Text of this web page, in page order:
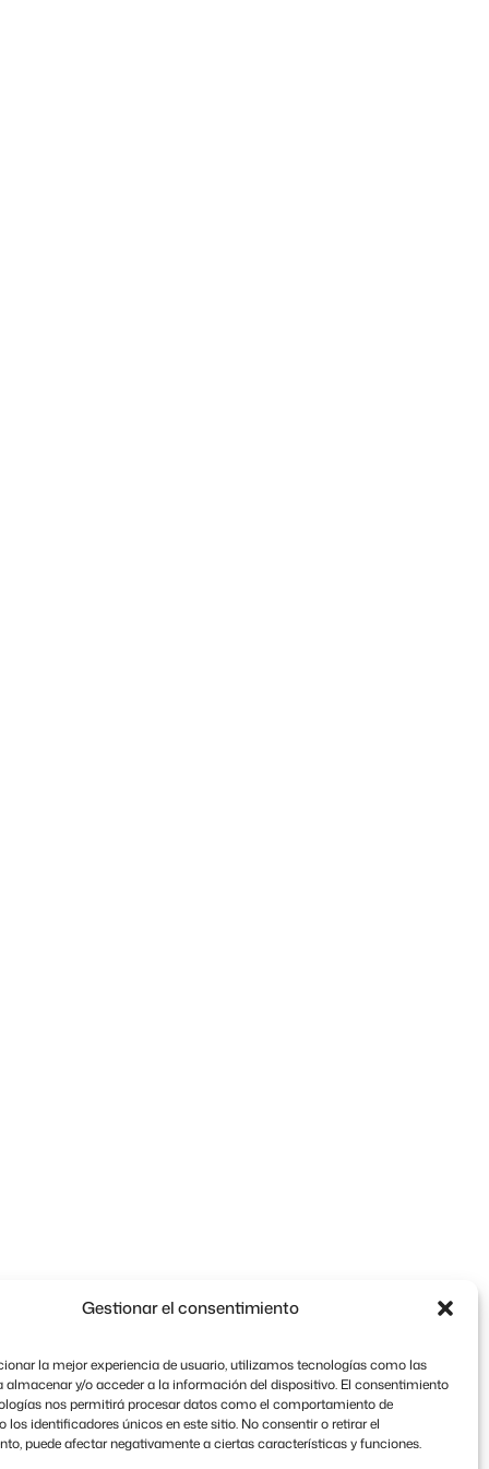
Gestionar el consentimiento
la mejor experiencia de usuario, utilizamos tecnologías como las
almacenar y/o acceder a la información del dispositivo. El consentimiento
nos permitirá procesar datos como el comportamiento de
los identificadores únicos en este sitio. No consentir o retirar el
puede afectar negativamente a ciertas características y funciones.